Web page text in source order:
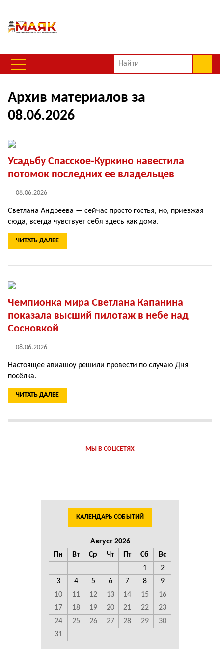
Архив материалов за
08.06.2026
Усадьбу Спасское-Куркино навестила
потомок последних ее владельцев
08.06.2026
Светлана Андреева — сейчас просто гостья, но, приезжая
сюда, всегда чувствует себя здесь как дома.
ЧИТАТЬ ДАЛЕЕ
Чемпионка мира Светлана Капанина
показала высший пилотаж в небе над
Сосновкой
08.06.2026
Настоящее авиашоу решили провести по случаю Дня
посёлка.
ЧИТАТЬ ДАЛЕЕ
МЫ В СОЦСЕТЯХ
КАЛЕНДАРЬ СОБЫТИЙ
Август 2026
Пн
Вт Ср Чт Пт Сб
Вс
1
2
3
4 5 6 7 8
9
10
11 12 13 14 15
16
17
18 19 20 21 22
23
24
25 26 27 28 29
30
31